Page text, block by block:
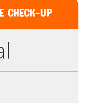
CHECK-UP